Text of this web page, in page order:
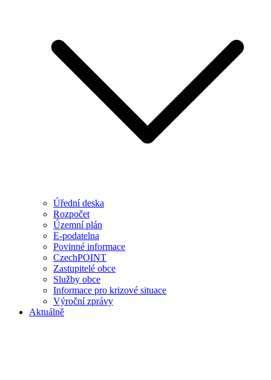
Úřední deska
Rozpočet
Územní plán
E-podatelna
Povinné informace
CzechPOINT
Zastupitelé obce
Služby obce
Informace pro krizové situace
Výroční zprávy
Aktuálně